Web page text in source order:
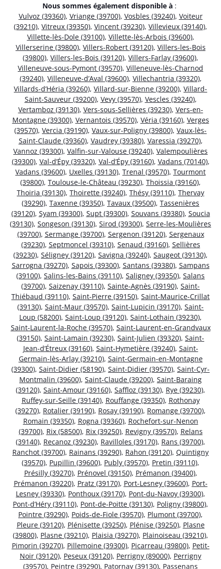
Nous sommes également disponible à :
Vulvoz (39360), Vriange (39700), Vosbles (39240), Voiteur
(39210), Vitreux (39350), Vincent (39230), Villevieux (39140),
Villette-lès-Dole (39100), Villette-lès-Arbois (39600),
Villerserine (39800), Villers-Robert (39120), Villers-les-Bois
(39800), Villers-les-Bois (39120), Villers-Farlay (39600),
Villeneuve-sous-Pymont (39570), Villeneuve-lès-Charnod
(39240), Villeneuve-d’Aval (39600), Villechantria (39320),
Villards-d’Héria (39260), Villard-sur-Bienne (39200), Villard-
Saint-Sauveur (39200), Vevy (39570), Vescles (39240),
Vertamboz (39130), Vers-sous-Sellières (39230), Vers-en-
Montagne (39300), Vernantois (39570), Véria (39160), Verges
(39570), Vercia (39190), Vaux-sur-Poligny (39800), Vaux-lès-
Saint-Claude (39360), Vaudrey (39380), Varessia (39270),
Vannoz (39300), Valfin-sur-Valouse (39240), Valempoulières
(39300), Val-d’Épy (39320), Val-d’Épy (39160), Vadans (70140),
Vadans (39600), Uxelles (39130), Trenal (39570), Tourmont
(39800), Toulouse-le-Château (39230), Thoissia (39160),
Thoiria (39130), Thoirette (39240), Thésy (39110), Thervay
(39290), Taxenne (39350), Tavaux (39500), Tassenières
(39120), Syam (39300), Supt (39300), Souvans (39380), Soucia
(39130), Songeson (39130), Sirod (39300), Serre-les-Moulières
(39700), Sermange (39700), Sergenon (39120), Sergenaux
(39230), Septmoncel (39310), Senaud (39160), Sellières
(39230), Séligney (39120), Savigna (39240), Saugeot (39130),
Sarrogna (39270), Sapois (39300), Santans (39380), Sampans
(39100), Salins-les-Bains (39110), Saligney (39350), Salans
(39700), Saizenay (39110), Sainte-Agnès (39190), Saint-
Thiébaud (39110), Saint-Pierre (39150), Saint-Maurice-Crillat
(39130), Saint-Maur (39570), Saint-Lupicin (39170), Saint-
Loup (58200), Saint-Loup (39120), Saint-Lothain (39230),
Saint-Laurent-la-Roche (39570), Saint-Laurent-en-Grandvaux
(39150), Saint-Lamain (39230), Saint-Julien (39320), Saint-
Jean-d’Étreux (39160), Saint-Hymetière (39240), Saint-
Germain-lès-Arlay (39210), Saint-Germain-en-Montagne
(39300), Saint-Didier (58190), Saint-Didier (39570), Saint-Cyr-
Montmalin (39600), Saint-Claude (39200), Saint-Baraing
(39120), Saint-Amour (39160), Saffloz (39130), Rye (39230),
Ruffey-sur-Seille (39140), Rouffange (39350), Rothonay
(39270), Rotalier (39190), Rosay (39190), Romange (39700),
Romain (39350), Rogna (39360), Rochefort-sur-Nenon
(39700), Rix (58500), Rix (39250), Revigny (39570), Relans
(39140), Recanoz (39230), Ravilloles (39170), Rans (39700),
Ranchot (39700), Rainans (39290), Rahon (39120), Quintigny
(39570), Pupillin (39600), Publy (39570), Pretin (39110),
Présilly (39270), Prénovel (39150), Prémanon (39400),
Prémanon (39220), Pratz (39170), Port-Lesney (39600), Port-
Lesney (39330), Ponthoux (39170), Pont-du-Navoy (39300),
Pont-d’Héry (39110), Pont-de-Poitte (39130), Poligny (39800),
Pointre (39290), Poids-de-Fiole (39570), Plumont (39700),
Pleure (39120), Plénisette (39250), Plénise (39250), Plasne
(39800), Plasne (39210), Plaisia (39270), Plainoiseau (39210),
Pimorin (39270), Pillemoine (39300), Picarreau (39800), Petit-
Noir (39120), Peseux (39120), Perrigny (89000), Perrigny
(39570), Peintre (39290), Patornay (39130), Passenans